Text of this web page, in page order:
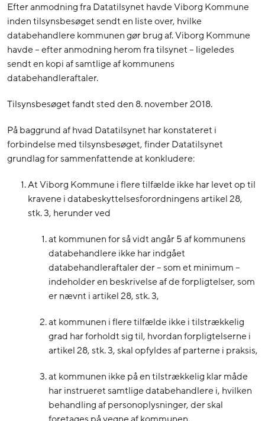
Efter anmodning fra Datatilsynet havde Viborg Kommune
inden tilsynsbesøget sendt en liste over, hvilke
databehandlere kommunen gør brug af. Viborg Kommune
havde – efter anmodning herom fra tilsynet – ligeledes
sendt en kopi af samtlige af kommunens
databehandleraftaler.
Tilsynsbesøget fandt sted den 8. november 2018.
På baggrund af hvad Datatilsynet har konstateret i
forbindelse med tilsynsbesøget, finder Datatilsynet
grundlag for sammenfattende at konkludere:
At Viborg Kommune i flere tilfælde ikke har levet op til
kravene i databeskyttelsesforordningens artikel 28,
stk. 3, herunder ved
at kommunen for så vidt angår 5 af kommunens
databehandlere ikke har indgået
databehandleraftaler der – som et minimum –
indeholder en beskrivelse af de forpligtelser, som
er nævnt i artikel 28, stk. 3,
at kommunen i flere tilfælde ikke i tilstrækkelig
grad har forholdt sig til, hvordan forpligtelserne i
artikel 28, stk. 3, skal opfyldes af parterne i praksis,
at kommunen ikke på en tilstrækkelig klar måde
har instrueret samtlige databehandlere i, hvilken
behandling af personoplysninger, der skal